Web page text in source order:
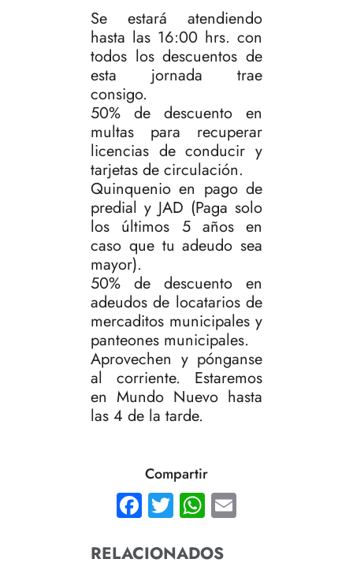
Se estará atendiendo
hasta las 16:00 hrs. con
todos los descuentos de
esta jornada trae
consigo.
50% de descuento en
multas para recuperar
licencias de conducir y
tarjetas de circulación.
Quinquenio en pago de
predial y JAD (Paga solo
los últimos 5 años en
caso que tu adeudo sea
mayor).
50% de descuento en
adeudos de locatarios de
mercaditos municipales y
panteones municipales.
Aprovechen y pónganse
al corriente. Estaremos
en Mundo Nuevo hasta
las 4 de la tarde.
Compartir
Facebook
TwitterWhatsApp
RELACIONADOS